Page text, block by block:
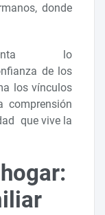
donde
lo
de los
los vínculos
comprensión
que vive la